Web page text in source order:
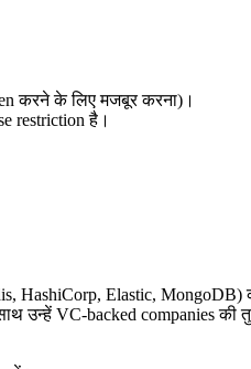
करने के लिए मजबूर करना)।
restriction है।
Elastic, MongoDB)
उन्हें VC-backed companies की